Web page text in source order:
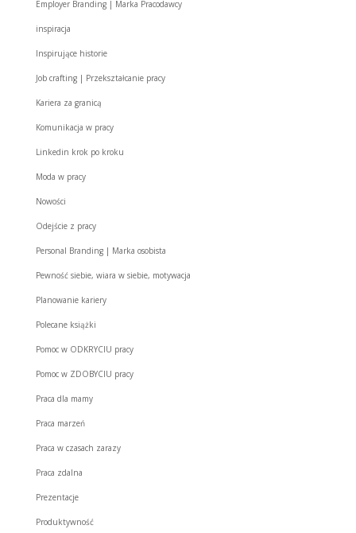
Employer Branding | Marka Pracodawcy
inspiracja
Inspirujące historie
Job crafting | Przekształcanie pracy
Kariera za granicą
Komunikacja w pracy
Linkedin krok po kroku
Moda w pracy
Nowości
Odejście z pracy
Personal Branding | Marka osobista
Pewność siebie, wiara w siebie, motywacja
Planowanie kariery
Polecane książki
Pomoc w ODKRYCIU pracy
Pomoc w ZDOBYCIU pracy
Praca dla mamy
Praca marzeń
Praca w czasach zarazy
Praca zdalna
Prezentacje
Produktywność